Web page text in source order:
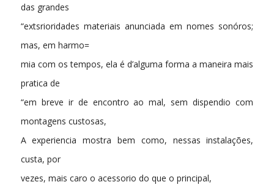
das grandes
“extsrioridades materiais anunciada em nomes sonóros;
mas, em harmo=
mia com os tempos, ela é d’alguma forma a maneira mais
pratica de
“em breve ir de encontro ao mal, sem dispendio com
montagens custosas,
A experiencia mostra bem como, nessas instalações,
custa, por
vezes, mais caro o acessorio do que o principal,